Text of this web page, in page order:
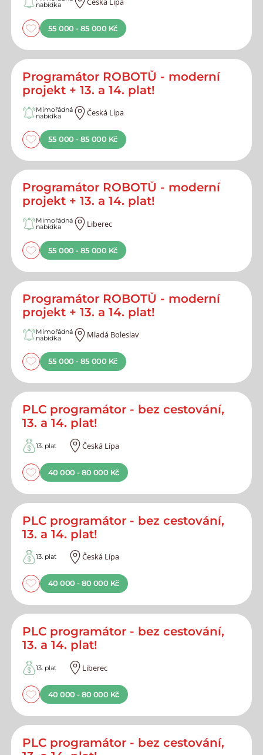
nabídka
55 000 - 85 000 Kč
Programátor ROBOTŮ - moderní
projekt + 13. a 14. plat!
Mimořádná
nabídka Česká Lípa
55 000 - 85 000 Kč
Programátor ROBOTŮ - moderní
projekt + 13. a 14. plat!
Mimořádná
nabídka Liberec
55 000 - 85 000 Kč
Programátor ROBOTŮ - moderní
projekt + 13. a 14. plat!
Mimořádná
nabídka Mladá Boleslav
55 000 - 85 000 Kč
PLC programátor - bez cestování,
13. a 14. plat!
13. plat Česká Lípa
40 000 - 80 000 Kč
PLC programátor - bez cestování,
13. a 14. plat!
13. plat Česká Lípa
40 000 - 80 000 Kč
PLC programátor - bez cestování,
13. a 14. plat!
13. plat Liberec
40 000 - 80 000 Kč
PLC programátor - bez cestování,